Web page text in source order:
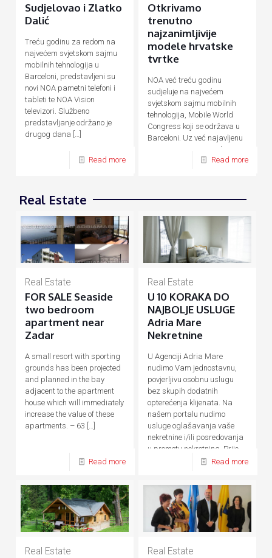
Sudjelovao i Zlatko
Dalić
Treću godinu za redom na
najvećem svjetskom sajmu
mobilnih tehnologija u
Barceloni, predstavljeni su
novi NOA pametni telefoni i
tableti te NOA Vision
televizori. Službeno
predstavljanje održano je
drugog dana […]
Read more
Otkrivamo
trenutno
najzanimljivije
modele hrvatske
tvrtke
NOA već treću godinu
sudjeluje na najvećem
svjetskom sajmu mobilnih
tehnologija, Mobile World
Congress koji se održava u
Barceloni. Uz već najavljenu
novu F seriju pametnih
uređaja temeljenu na AI[…]
Read more
Real Estate
Real Estate
FOR SALE Seaside
two bedroom
apartment near
Zadar
A small resort with sporting
grounds has been projected
and planned in the bay
adjacent to the apartment
house which will immediately
increase the value of these
apartments. – 63 […]
Read more
Real Estate
U 10 KORAKA DO
NAJBOLJE USLUGE
Adria Mare
Nekretnine
U Agenciji Adria Mare
nudimo Vam jednostavnu,
povjerljivu osobnu uslugu
bez skupih dodatnih
opterećenja klijenata. Na
našem portalu nudimo
usluge oglašavanja vaše
nekretnine i/ili posredovanja
u prometu nekretnina. Prije,
Read more
Real Estate Real Estate